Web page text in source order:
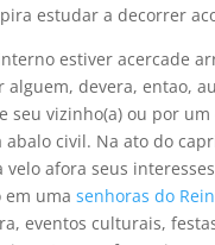
estudar a decorrer
estiver acercade
devera, entao,
seu vizinho(a) ou por
abalo civil. Na ato do
afora seus
em umasenhoras do
eventos culturais,